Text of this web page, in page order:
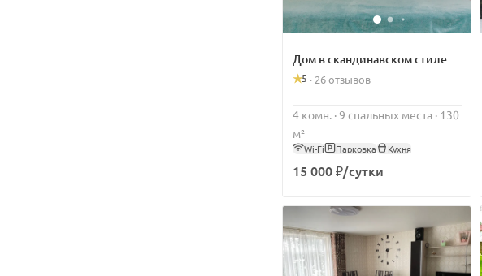
Дом в скандинавском стиле
5 · 26 отзывов
4 комн. · 9 спальных места · 130
м²
Wi-Fi Парковка Кухня
15 000 ₽/сутки